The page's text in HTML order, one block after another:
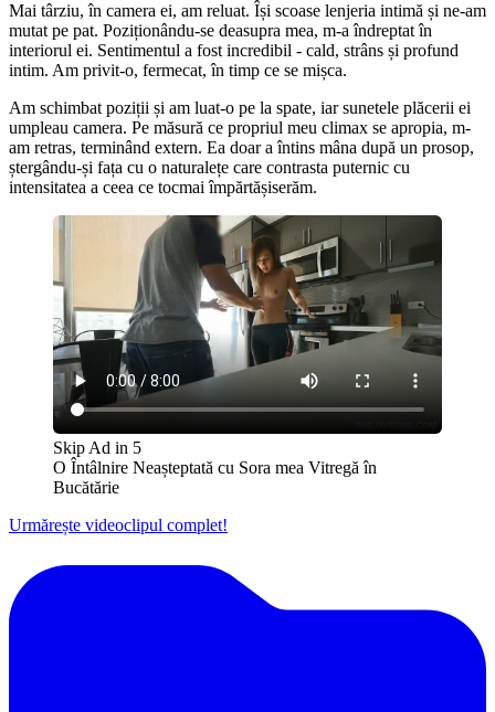
Mai târziu, în camera ei, am reluat. Își scoase lenjeria intimă și ne-am
mutat pe pat. Poziționându-se deasupra mea, m-a îndreptat în
interiorul ei. Sentimentul a fost incredibil - cald, strâns și profund
intim. Am privit-o, fermecat, în timp ce se mișca.
Am schimbat poziții și am luat-o pe la spate, iar sunetele plăcerii ei
umpleau camera. Pe măsură ce propriul meu climax se apropia, m-
am retras, terminând extern. Ea doar a întins mâna după un prosop,
ștergându-și fața cu o naturalețe care contrasta puternic cu
intensitatea a ceea ce tocmai împărtășiserăm.
Skip Ad in 5
O Întâlnire Neașteptată cu Sora mea Vitregă în
Bucătărie
Urmărește videoclipul complet!